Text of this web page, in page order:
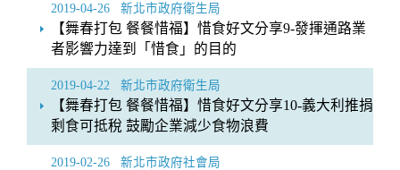
【舞春打包 餐餐惜福】惜食好文分享9-發揮通路業
者影響力達到「惜食」的目的
新北市政府衛生局
2019-04-26
【舞春打包 餐餐惜福】惜食好文分享10-義大利推捐
剩食可抵稅 鼓勵企業減少食物浪費
新北市政府衛生局
2019-04-22
新北市政府社會局
2019-02-26